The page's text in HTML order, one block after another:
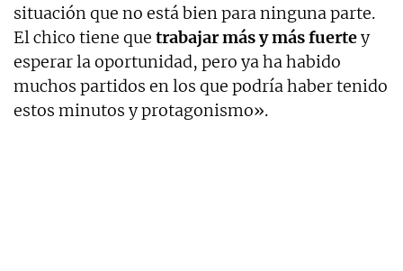
situación que no está bien para ninguna parte.
El chico tiene que trabajar más y más fuertey
esperar la oportunidad, pero ya ha habido
muchos partidos en los que podría haber tenido
estos minutos y protagonismo».